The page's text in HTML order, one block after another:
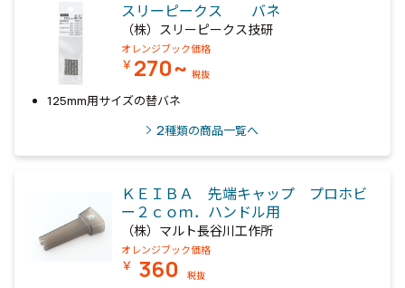
スリーピークス バネ
（株）スリーピークス技研
オレンジブック価格
￥ 270~ 税抜
125mm用サイズの替バネ
2種類の商品一覧へ
ＫＥＩＢＡ 先端キャップ プロホビ
ー２ｃｏｍ．ハンドル用
（株）マルト長谷川工作所
オレンジブック価格
￥ 360 税抜